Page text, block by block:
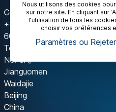
Nous utilisons des cookies
sur notre site. En cliquant sur
l'utilisation de tous les
choisir vos préférences
Paramètres ou Rejeter
Contactez-nous
+86-10 6718 9590
602A, Block A, IFC
Tower
No. 8A,
Jianguomen
Waidajie
Beijing
China